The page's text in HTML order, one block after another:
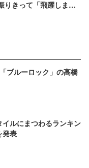
りきって「飛躍しま
ブルーロック」の高橋
ルにまつわるランキン
発表